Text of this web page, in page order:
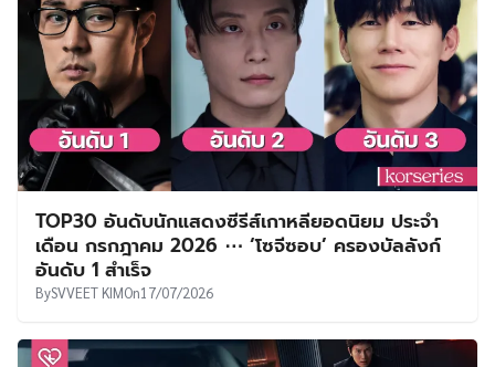
TOP30 อันดับนักแสดงซีรีส์เกาหลียอดนิยม ประจำ
เดือน กรกฎาคม 2026 ⋯ ‘โซจีซอบ’ ครองบัลลังก์
อันดับ 1 สำเร็จ
BySVVEET KIMOn17/07/2026